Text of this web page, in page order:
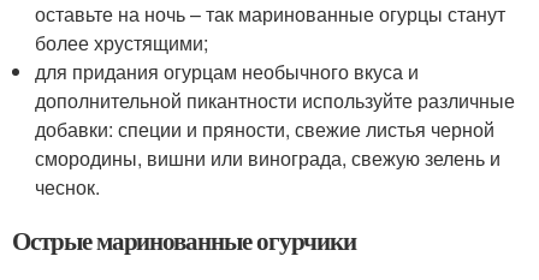
оставьте на ночь – так маринованные огурцы станут
более хрустящими;
для придания огурцам необычного вкуса и
дополнительной пикантности используйте различные
добавки: специи и пряности, свежие листья черной
смородины, вишни или винограда, свежую зелень и
чеснок.
Острые маринованные огурчики